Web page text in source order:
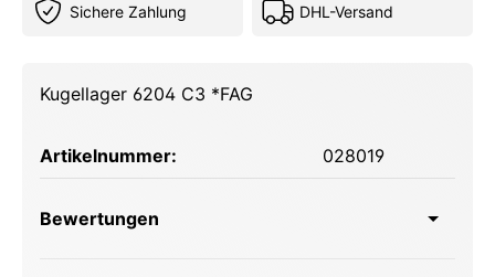
Sichere Zahlung DHL-Versand
Kugellager 6204 C3 *FAG
Artikelnummer: 028019
Bewertungen